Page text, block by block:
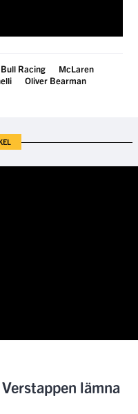
Racing
McLaren
Oliver Bearman
lämna